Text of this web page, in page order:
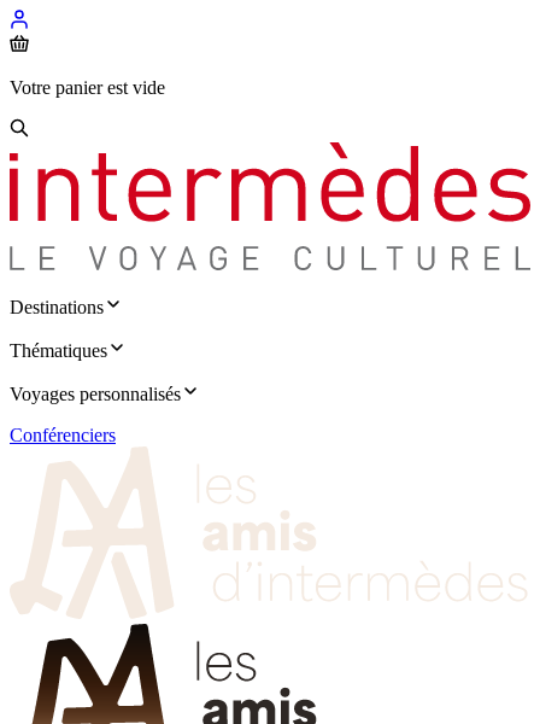
Votre panier est vide
Destinations
Thématiques
Voyages personnalisés
Conférenciers